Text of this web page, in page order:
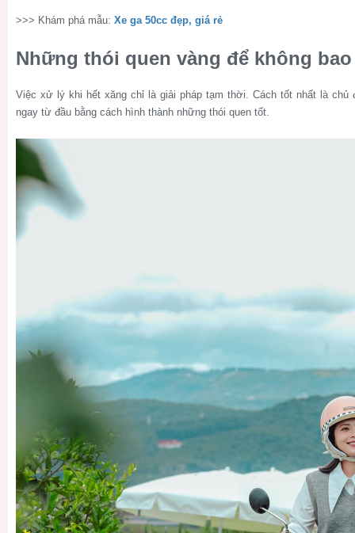
>>> Khám phá mẫu: Xe ga 50cc đẹp, giá rẻ
Những thói quen vàng để không
Việc xử lý khi hết xăng chỉ là giải pháp tạm thời. Cách tốt nhất là chủ
ngay từ đầu bằng cách hình thành những thói quen tốt.